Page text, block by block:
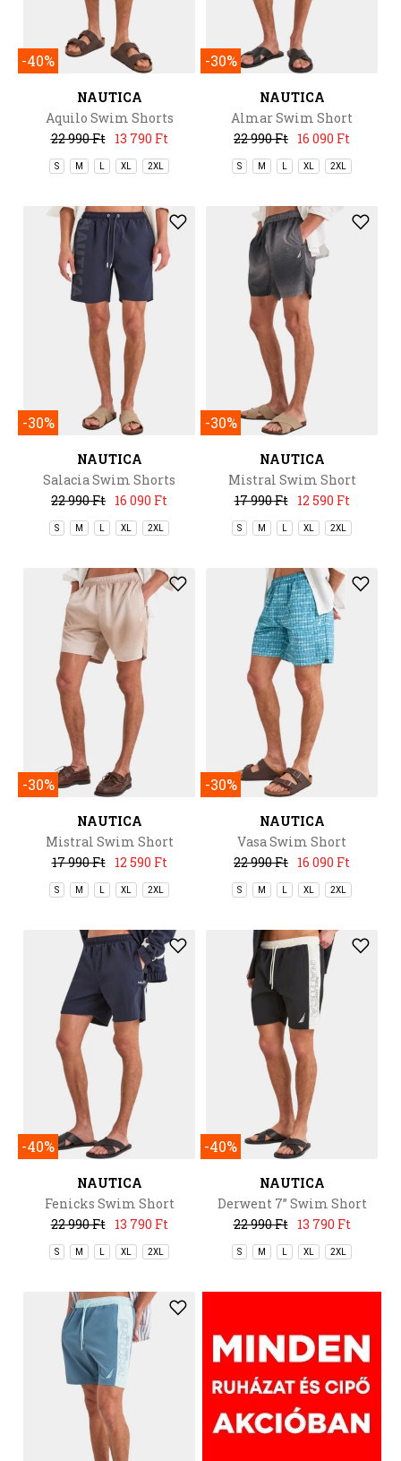
-40%
NAUTICA
Aquilo Swim Shorts
22 990 Ft
13 790 Ft
S M L XL 2XL
-30%
NAUTICA
Almar Swim Short
22 990 Ft 16 090 Ft
S M L XL 2XL
-30%
NAUTICA
Salacia Swim Shorts
22 990 Ft 16 090 Ft
S M L XL 2XL
-30%
NAUTICA
Mistral Swim Short
17 990 Ft
12 590 Ft
S M L XL 2XL
-30%
NAUTICA
Mistral Swim Short
17 990 Ft
12 590 Ft
S M L XL 2XL
-30%
NAUTICA
Vasa Swim Short
22 990 Ft 16 090 Ft
S M L XL 2XL
-40%
NAUTICA
Fenicks Swim Short
22 990 Ft
13 790 Ft
S M L XL 2XL
-40%
NAUTICA
Derwent 7” Swim Short
22 990 Ft
13 790 Ft
S M L XL 2XL